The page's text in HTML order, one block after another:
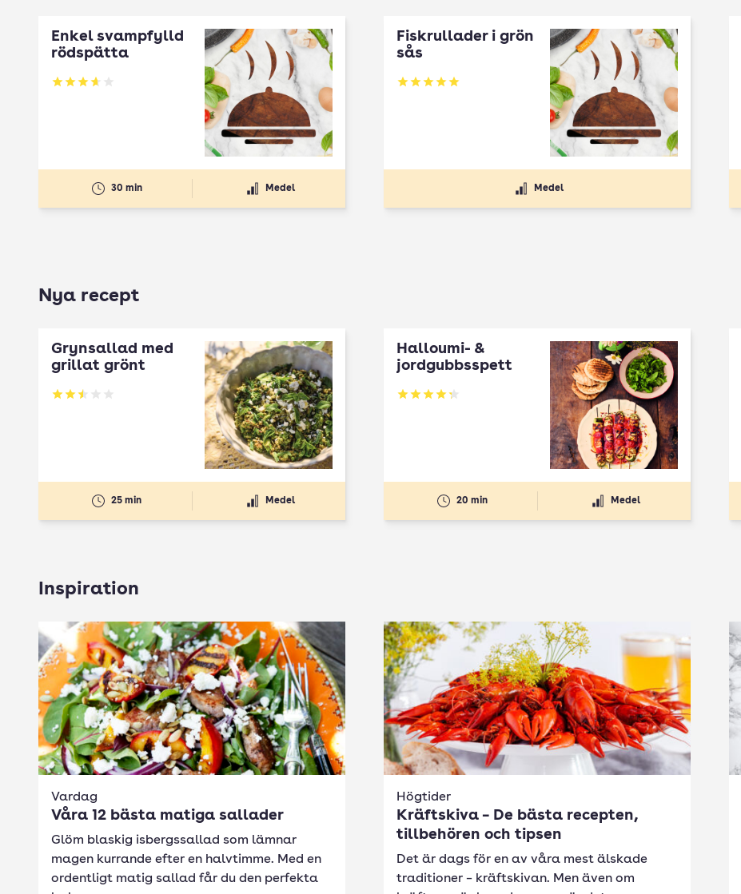
Enkel svampfylld
rödspätta
Betyg: 3.67 av 5
30 min Medel
Fiskrullader i grön
sås
Betyg: 5 av 5
Medel
Nya recept
Grynsallad med
grillat grönt
Betyg: 2.5 av 5
25 min Medel
Halloumi- &
jordgubbsspett
Betyg: 4.3 av 5
20 min Medel
Inspiration
Vardag
Våra 12 bästa matiga sallader
Glöm blaskig isbergssallad som lämnar
magen kurrande efter en halvtimme. Med en
ordentligt matig sallad får du den perfekta
Högtider
Kräftskiva – De bästa recepten,
tillbehören och tipsen
Det är dags för en av våra mest älskade
traditioner – kräftskivan. Men även om